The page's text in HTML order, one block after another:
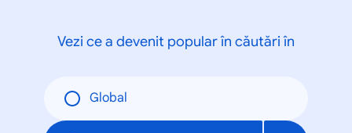
Vezi ce a devenit popular în căutări în
Global